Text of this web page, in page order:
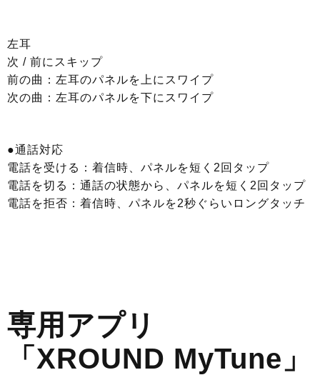
左耳
次 / 前にスキップ
前の曲：左耳のパネルを上にスワイプ
次の曲：左耳のパネルを下にスワイプ
●通話対応
電話を受ける：着信時、パネルを短く2回タップ
電話を切る：通話の状態から、パネルを短く2回タップ
電話を拒否：着信時、パネルを2秒ぐらいロングタッチ
専用アプリ
「XROUND MyTune」